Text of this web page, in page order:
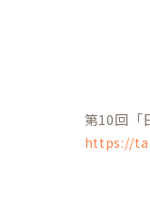
第10回「
https://